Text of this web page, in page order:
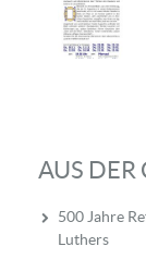
AUS DER
500 Jahre
Luthers